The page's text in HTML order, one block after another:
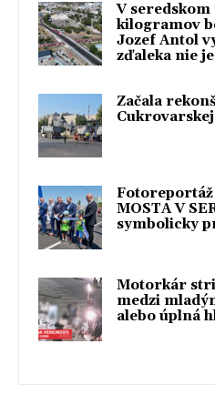
V
kilogramov
Jozef Antol
zďaleka nie
Začala
Fotoreportáž
MOSTA V
symbolicky
Motorkár
medzi
alebo úplná